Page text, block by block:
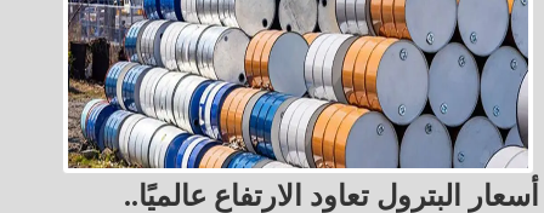
أسعار البترول تعاود الارتفاع عالميًا..